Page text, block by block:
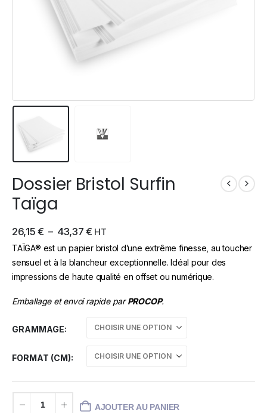
Dossier Bristol Surfin
Taïga
26,15 € – 43,37 € HT
TAÏGA® est un papier bristol d’une extrême finesse, au toucher
sensuel et à la blancheur exceptionnelle. Idéal pour des
impressions de haute qualité en offset ou numérique.
Emballage et envoi rapide parPROCOP.
GRAMMAGE
FORMAT (CM)
AJOUTER AU PANIER